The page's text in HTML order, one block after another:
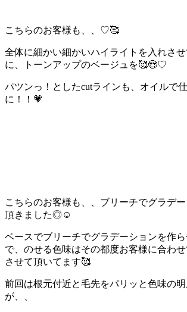
こちらのお客様も、、♡🥰
全体に細かい細かいハイライトを入れさ
に、トーンアップのベージュを🥰😍♡
パツンっ！としたcutラインも、オイルで
に！！💗
こちらのお客様も、、ブリーチでグラデ
頂きました◎☺️
ベースでブリーチでグラデーションを作
で、のせる色味はその都度お客様に合わ
させて頂いてます🥰
前回は根元付近と毛先をパリッと色味の
が、、